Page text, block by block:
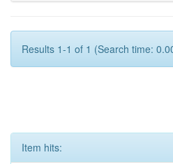
Results 1-1 of 1 (Search time:
Item hits: